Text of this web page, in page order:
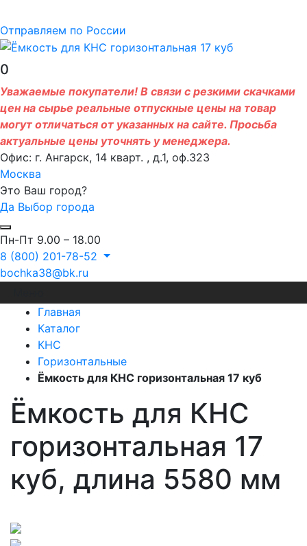
Отправляем по России
0
Уважаемые покупатели! В связи с резкими скачками
цен на сырье реальные отпускные цены на товар
могут отличаться от указанных на сайте. Просьба
актуальные цены уточнять у менеджера.
Офис: г. Ангарск, 14 кварт. , д.1, оф.323
Москва
Это Ваш город?
Да Выбор города
Пн-Пт 9.00 – 18.00
8 (800) 201-78-52
bochka38@bk.ru
Главная
Каталог
КНС
Горизонтальные
Ёмкость для КНС горизонтальная 17 куб
Ёмкость для КНС
горизонтальная 17
куб, длина 5580 мм